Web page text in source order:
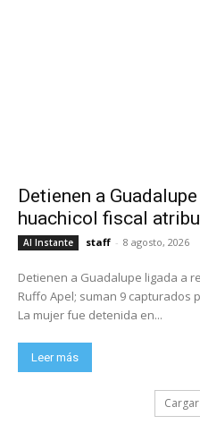
Detienen a
huachicol fiscal
Al Instante staff - 8 agosto, 2026
Detienen a Guadalupe ligada a
Ruffo Apel; suman 9 capturados
La mujer fue detenida en...
Leer más